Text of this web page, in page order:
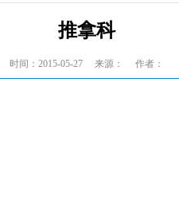
推拿科
时间：2015-05-27 来源： 作者：